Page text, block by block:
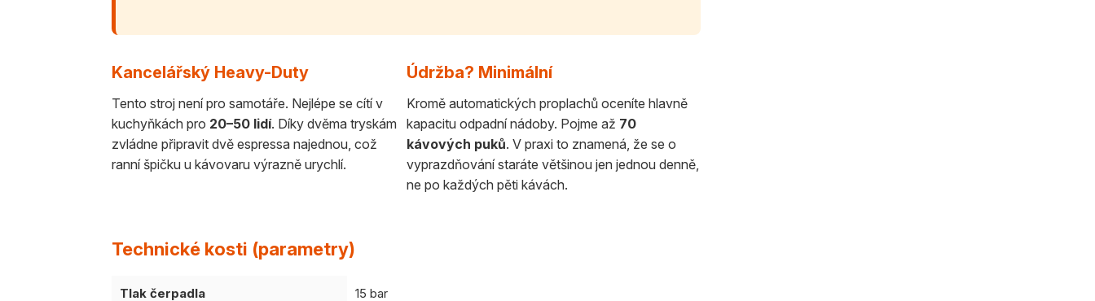
Kancelářský Heavy-Duty
Tento stroj není pro samotáře. Nejlépe se cítí v
kuchyňkách pro 20–50 lidí. Díky dvěma tryskám
zvládne připravit dvě espressa najednou, což
ranní špičku u kávovaru výrazně urychlí.
Údržba? Minimální
Kromě automatických proplachů oceníte hlavně
kapacitu odpadní nádoby. Pojme až 70
kávových puků. V praxi to znamená, že se o
vyprazdňování staráte většinou jen jednou denně,
ne po každých pěti kávách.
Technické kosti (parametry)
Tlak čerpadla 15 bar